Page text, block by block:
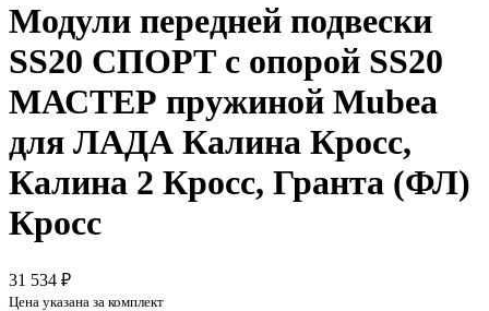
Модули передней подвески
SS20 СПОРТ c опорой SS20
МАСТЕР пружиной Mubea
для ЛАДА Калина Кросс,
Калина 2 Кросс, Гранта (ФЛ)
Кросс
31 534 ₽
Цена указана за комплект